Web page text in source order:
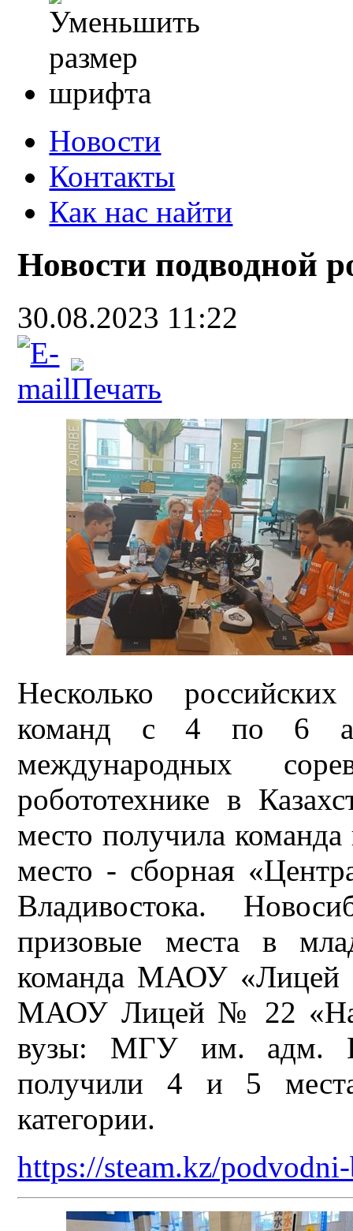
Новости
Контакты
Как нас найти
Новости подводной
30.08.2023 11:22
Несколько
команд с 4 по 6
международных
робототехнике в
место получила
место - сборная
Владивостока.
призовые места в
команда МАОУ «Лицей
МАОУ Лицей № 22
вузы: МГУ им. адм.
получили 4 и 5 места
категории.
https://steam.kz/